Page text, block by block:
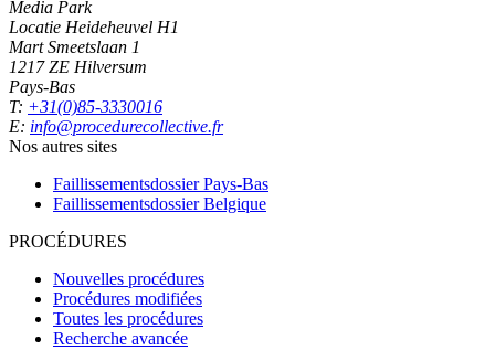
Media Park
Locatie Heideheuvel H1
Mart Smeetslaan 1
1217 ZE Hilversum
Pays-Bas
T: +31(0)85-3330016
E: info@procedurecollective.fr
Nos autres sites
Faillissementsdossier Pays-Bas
Faillissementsdossier Belgique
PROCÉDURES
Nouvelles procédures
Procédures modifiées
Toutes les procédures
Recherche avancée